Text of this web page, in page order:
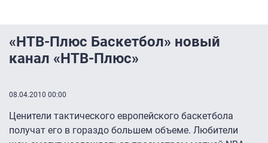
«НТВ-Плюс Баскетбол» новый
канал «НТВ-Плюс»
08.04.2010 00:00
Ценители тактического европейского баскетбола
получат его в гораздо большем объеме. Любители